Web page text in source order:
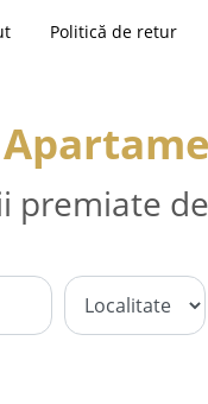
Politică de retur
premiate